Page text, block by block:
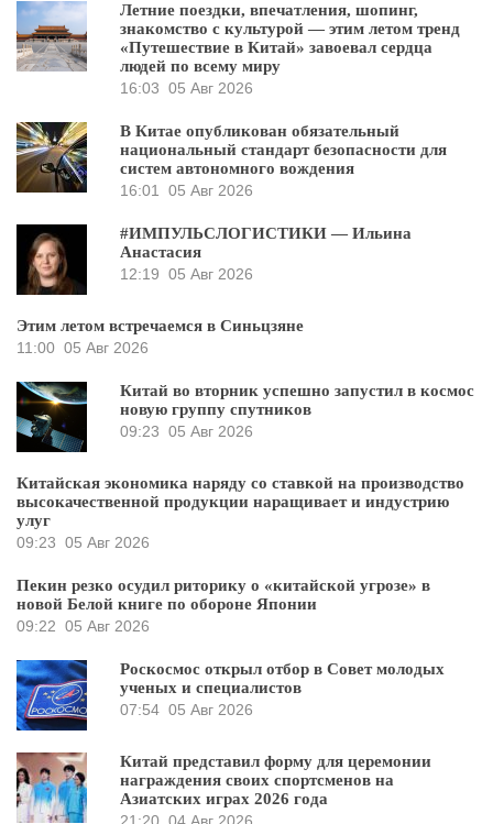
Летние поездки, впечатления, шопинг,
знакомство с культурой — этим летом тренд
«Путешествие в Китай» завоевал сердца
людей по всему миру
16:03 05 Авг 2026
В Китае опубликован обязательный
национальный стандарт безопасности для
систем автономного вождения
16:01
05 Авг 2026
#ИМПУЛЬСЛОГИСТИКИ — Ильина
Анастасия
12:19 05 Авг 2026
Этим летом встречаемся в Синьцзяне
11:00 05 Авг 2026
Китай во вторник успешно запустил в космос
новую группу спутников
09:23 05 Авг 2026
Китайская экономика наряду со ставкой на производство
высокачественной продукции наращивает и индустрию
улуг
09:23 05 Авг 2026
Пекин резко осудил риторику о «китайской угрозе» в
новой Белой книге по обороне Японии
09:22 05 Авг 2026
Роскосмос открыл отбор в Совет молодых
ученых и специалистов
07:54 05 Авг 2026
Китай представил форму для церемонии
награждения своих спортсменов на
Азиатских играх 2026 года